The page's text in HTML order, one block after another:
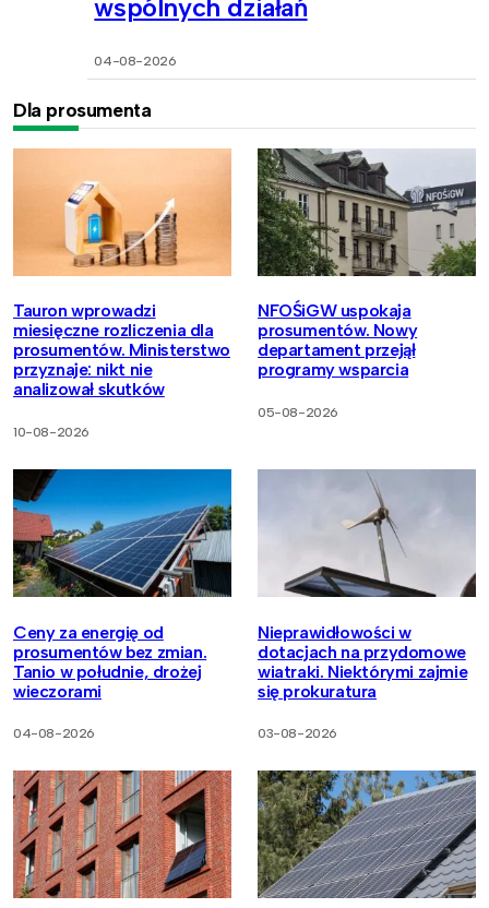
wspólnych działań
04-08-2026
Dla prosumenta
Tauron wprowadzi
miesięczne rozliczenia dla
prosumentów. Ministerstwo
przyznaje: nikt nie
analizował skutków
10-08-2026
NFOŚiGW uspokaja
prosumentów. Nowy
departament przejął
programy wsparcia
05-08-2026
Ceny za energię od
prosumentów bez zmian.
Tanio w południe, drożej
wieczorami
04-08-2026
Nieprawidłowości w
dotacjach na przydomowe
wiatraki. Niektórymi zajmie
się prokuratura
03-08-2026